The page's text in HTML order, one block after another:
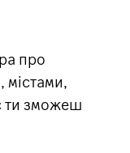
про
містами,
ти зможеш